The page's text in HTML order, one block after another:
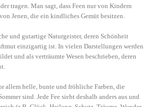
tragen. Man sagt, dass Feen nur von Kindern
Jenen, die ein kindliches Gemüt besitzen.
und gutartige Naturgeister, deren Schönheit
einzigartig ist. In vielen Darstellungen werden
und als verträumte Wesen beschrieben, deren
allem helle, bunte und fröhliche Farben, die
sind. Jede Fee sieht deshalb anders aus und